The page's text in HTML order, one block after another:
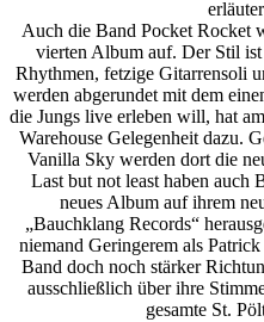
Auch die Band Pocket Rocket
vierten Album auf. Der Stil
Rhythmen, fetzige Gitarrensoli
werden abgerundet mit dem
die Jungs live erleben will, hat
Warehouse Gelegenheit dazu.
Vanilla Sky werden dort die
Last but not least haben auch
neues Album auf ihrem
„Bauchklang Records“
niemand Geringerem als
Band doch noch stärker
ausschließlich über ihre
gesamte St.